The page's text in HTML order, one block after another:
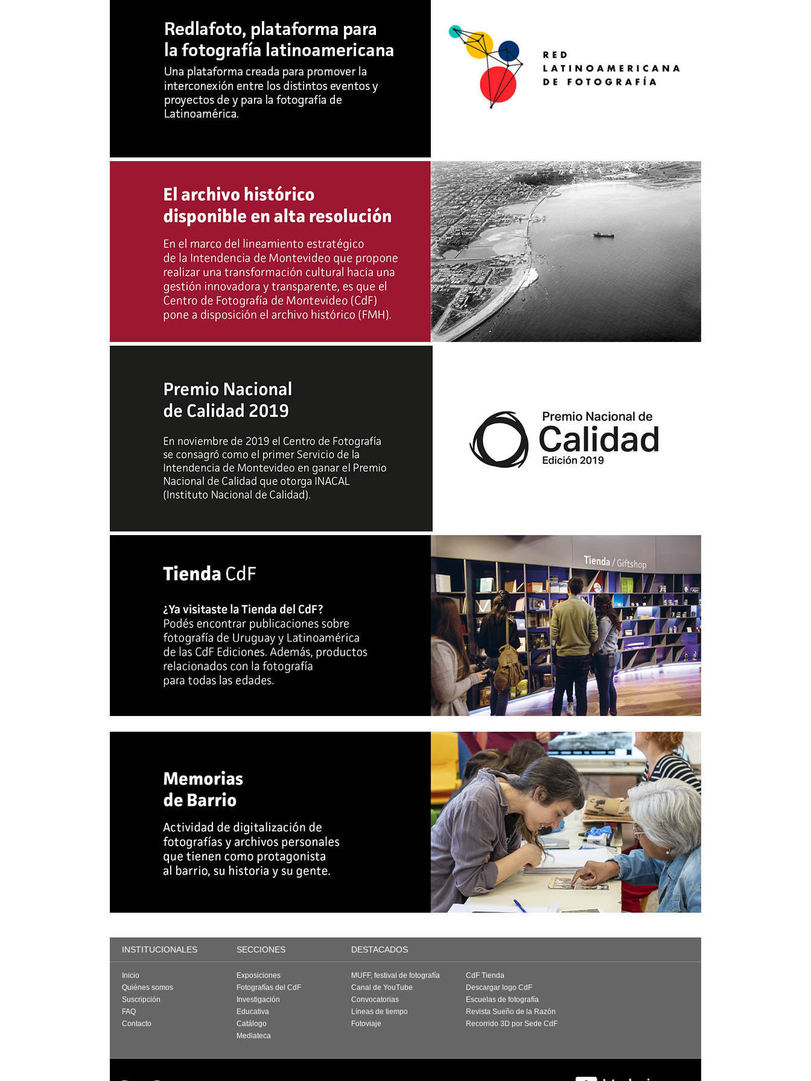
INSTITUCIONALES SECCIONES DESTACADOS
Inicio
Quiénes somos
Suscripción
FAQ
Contacto
Exposiciones
Fotografías del CdF
Investigación
Educativa
Catálogo
Mediateca
MUFF, festival de fotografía
Canal de YouTube
Convocatorias
Líneas de tiempo
Fotoviaje
CdF Tienda
Descargar logo CdF
Escuelas de fotografía
Revista Sueño de la Razón
Recorrido 3D por Sede CdF